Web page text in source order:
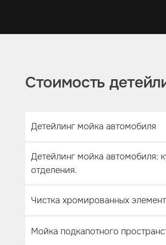
Стоимость
Детейлинг мойка автомобиля
Детейлинг мойка автомобиля:
отделения.
Чистка хромированных
Мойка подкапотного